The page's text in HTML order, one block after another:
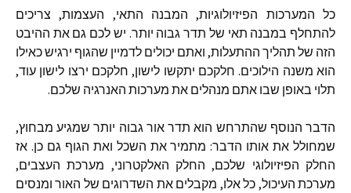
כל המערכות הפיזיולוגיות, המבנה התאי, העצמות, צריכים
להתחלף במבנה תאי של תדר גבוה יותר. יש לכם גם את ההיבט
הזה של תהליך ההתעלות, ואתם יכולים לדמיין שהגוף ירגישכאילו
הוא משנה הילוכים. חלקכם יתקשו לישון, חלקכם ירצו לישון עוד,
תלוי באופן שבו אתם מנהלים את מערכות האנרגיה שלכם.
הדבר הנוסף שהתרחש הוא תדר אור גבוה יותר שמגיע מבחוץ,
שמחולל את אותו הדבר: מתמיר את השכל ואת הגוף גם כן. אז
החלק הפיזיולוגי שלכם, החלק האלקטרוני, מערכת העצבים,
מערכת העיכול, כלאלו, מקבלים את השדרוגים של האור ומנסים